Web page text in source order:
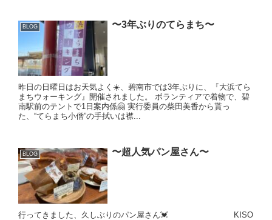
BLOG 〜3年ぶりのてらまち〜
昨日の日曜日はお天気よく☀️、碧南市では3年ぶりに、『大浜てら
まちウォーキング』開催されました。 ボランティアで着物で、碧
南駅前のテントで1日案内係🤗 実行委員の柴田美香から貰っ
た、“てらまち小僧”の手拭いは襟...
BLOG 〜超人気パン屋さん〜
行ってきました、久しぶりのパン屋さん💓 KISO